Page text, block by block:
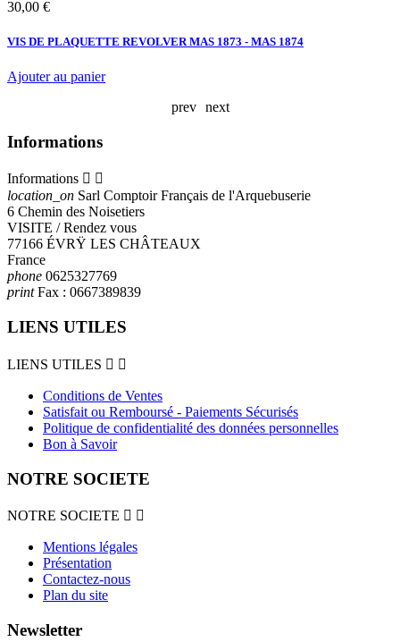
Prix
30,00 €
VIS DE PLAQUETTE REVOLVER MAS 1873 - MAS 1874
Ajouter au panier
prev
next
Informations
Informations  
location_on Sarl Comptoir Français de l'Arquebuserie
6 Chemin des Noisetiers
VISITE / Rendez vous
77166 ÉVRŸ LES CHÂTEAUX
France
phone 0625327769
printFax : 0667389839
LIENS UTILES
LIENS UTILES  
Conditions de Ventes
Satisfait ou Remboursé - Paiements Sécurisés
Politique de confidentialité des données personnelles
Bon à Savoir
NOTRE SOCIETE
NOTRE SOCIETE  
Mentions légales
Présentation
Contactez-nous
Plan du site
Newsletter